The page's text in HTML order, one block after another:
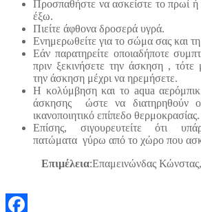
Προσπαθήστε να ασκείστε το πρωί ή
έξω.
Πιείτε άφθονα δροσερά υγρά.
Ενημερωθείτε για το σώμα σας και
Εάν παρατηρείτε οποιαδήποτε
πριν ξεκινήσετε την άσκηση , τότε
την άσκηση μέχρι να ηρεμήσετε.
Η κολύμβηση και το aqua αερόμπικ
άσκησης ώστε να διατηρηθούν
ικανοποιητικό επίπεδο θερμοκρασίας.
Επίσης, σιγουρευτείτε ότι
πατώματα γύρω από το χώρο που
Επιμέλεια:Επαμεινώνδας